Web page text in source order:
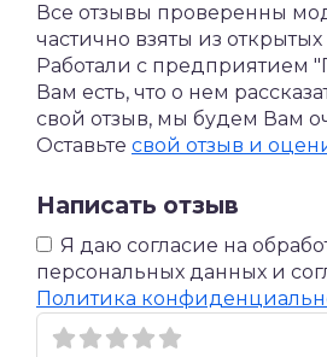
Все отзывы проверенны
частично взяты из
Работали с предприятием
Вам есть, что о нем
свой отзыв, мы будем Вам
Оставьте свой отзыв и
Написать отзыв
Я даю согласие на
персональных данных и
Политика